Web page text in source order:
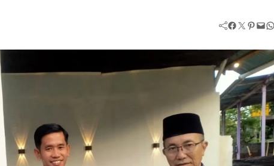
Facebook Twitter Pinterest Mail WhatsApp